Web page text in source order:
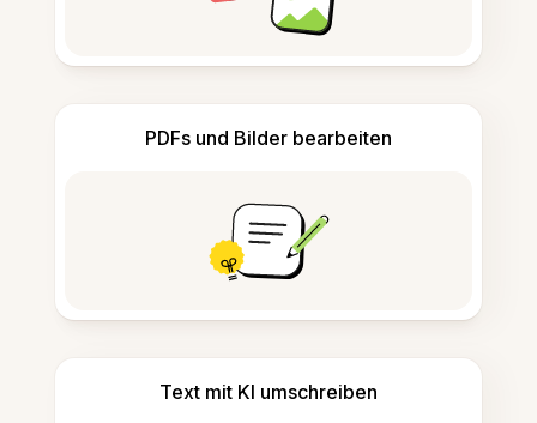
PDFs und Bilder bearbeiten
Text mit KI umschreiben